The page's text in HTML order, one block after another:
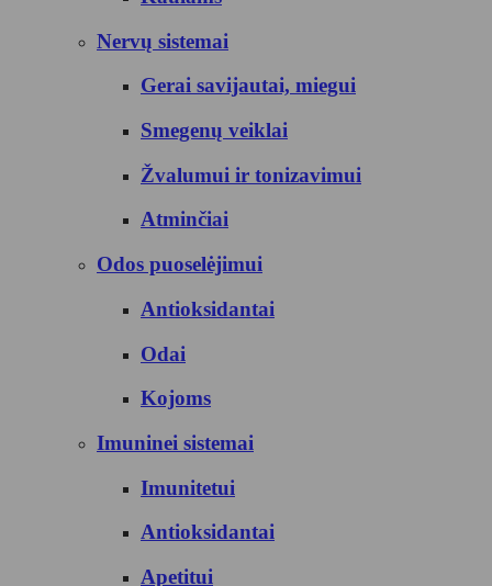
Nervų sistemai
Gerai savijautai, miegui
Smegenų veiklai
Žvalumui ir tonizavimui
Atminčiai
Odos puoselėjimui
Antioksidantai
Odai
Kojoms
Imuninei sistemai
Imunitetui
Antioksidantai
Apetitui